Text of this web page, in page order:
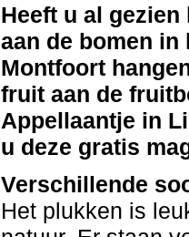
Heeft u al
aan de bomen
Montfoort
fruit aan de
Appellaantje in
u deze gratis
Verschillende
Het plukken is